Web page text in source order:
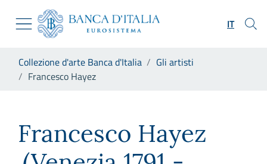
Skip to Main Content
Vai al sito istituzionale
Vai al menu di navigazione
Vai alla ricerca
Vai al footer
IT
Collezione d'arte Banca d'Italia
Gli artisti
Francesco Hayez
Francesco Hayez